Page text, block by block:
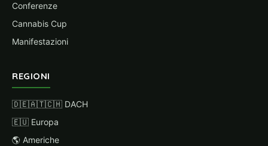
Conferenze
Cannabis Cup
Manifestazioni
REGIONI
🇩🇪🇦🇹🇨🇭 DACH
🇪🇺 Europa
🌎 Americhe